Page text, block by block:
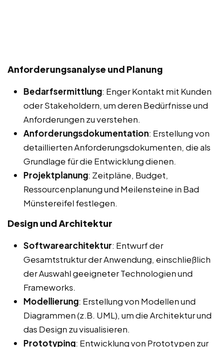
Anforderungsanalyse und Planung
Bedarfsermittlung: Enger Kontakt mit Kunden
oder Stakeholdern, um deren Bedürfnisse und
Anforderungen zu verstehen.
Anforderungsdokumentation: Erstellung von
detaillierten Anforderungsdokumenten, die als
Grundlage für die Entwicklung dienen.
Projektplanung: Zeitpläne, Budget,
Ressourcenplanung und Meilensteine in Bad
Münstereifel festlegen.
Design und Architektur
Softwarearchitektur: Entwurf der
Gesamtstruktur der Anwendung, einschließlich
der Auswahl geeigneter Technologien und
Frameworks.
Modellierung: Erstellung von Modellen und
Diagrammen (z.B. UML), um die Architektur und
das Design zu visualisieren.
Prototyping: Entwicklung von Prototypen zur